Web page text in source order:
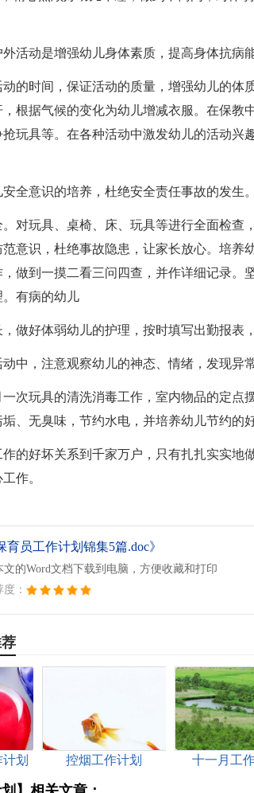
活动是增强幼儿身体素质，提高身体抗病
的时间，保证活动的质量，增强幼儿的体
根据气候的变化为幼儿增减衣服。在保教
玩具等。在各种活动中激发幼儿的活动兴
全意识的培养，杜绝安全责任事故的发生。
对玩具、桌椅、床、玩具等进行全面检查
意识，杜绝事故隐患，让家长放心。培养
做到一摸二看三问四查，并作详细记录。
有病的幼儿
做好体弱幼儿的护理，按时填写出勤报表
中，注意观察幼儿的神态、情绪，发现异
次玩具的清洗消毒工作，室内物品的定点
、无臭味，节约水电，并培养幼儿节约的好
的好坏关系到千家万户，只有扎扎实实地
作。
育员工作计划锦集5篇.doc》
文的Word文档下载到电脑，方便收藏和打印
：
划 控烟工作计划 十一月工